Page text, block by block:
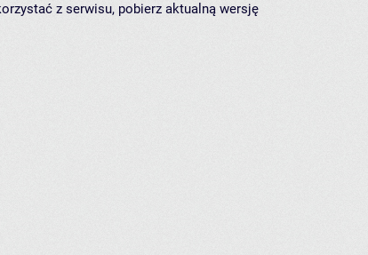
z serwisu, pobierz aktualną wersję